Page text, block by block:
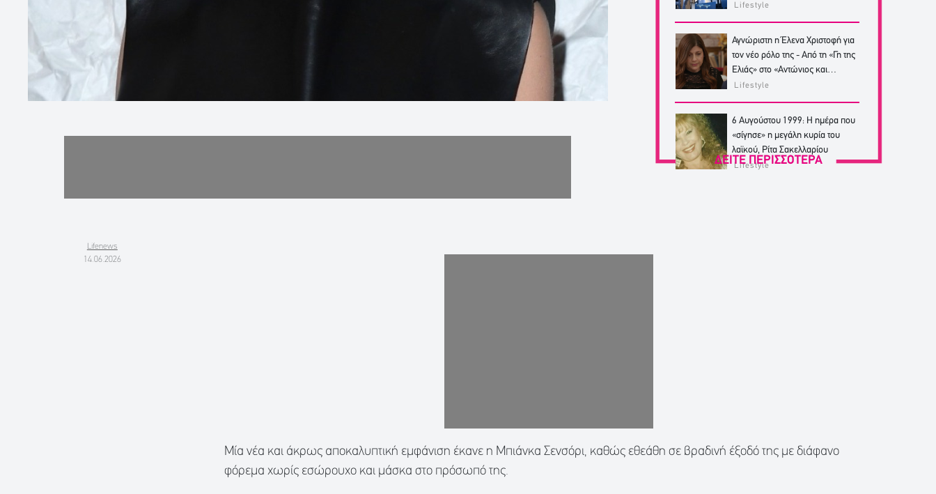
Lifenews
14.06.2026
Μία νέα και άκρως αποκαλυπτική εμφάνιση έκανε η Μπιάνκα Σενσόρι, καθώς εθεάθη σε βραδινή έξοδό της με διάφανο
φόρεμα χωρίς εσώρουχο και μάσκα στο πρόσωπό της.
Lifestyle
Αγνώριστη η Έλενα Χριστοφή για
τον νέο ρόλο της - Από τη «Γη της
Ελιάς» στο «Αντώνιος και
Κλεοπάτρα»
Lifestyle
6 Αυγούστου 1999: Η ημέρα που
«σίγησε» η μεγάλη κυρία του
λαϊκού, Ρίτα Σακελλαρίου
Lifestyle
ΔΕΙΤΕ ΠΕΡΙΣΣΟΤΕΡΑ